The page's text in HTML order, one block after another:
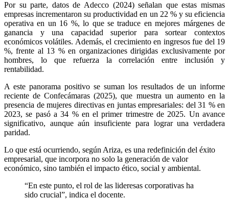
Por su parte, datos de Adecco (2024) señalan que estas mismas
empresas incrementaron su productividad en un 22 % y su eficiencia
operativa en un 16 %, lo que se traduce en mejores márgenes de
ganancia y una capacidad superior para sortear contextos
económicos volátiles. Además, el crecimiento en ingresos fue del 19
%, frente al 13 % en organizaciones dirigidas exclusivamente por
hombres, lo que refuerza la correlación entre inclusión y
rentabilidad.
A este panorama positivo se suman los resultados de un informe
reciente de Confecámaras (2025), que muestra un aumento en la
presencia de mujeres directivas en juntas empresariales: del 31 % en
2023, se pasó a 34 % en el primer trimestre de 2025. Un avance
significativo, aunque aún insuficiente para lograr una verdadera
paridad.
Lo que está ocurriendo, según Ariza, es una redefinición del éxito
empresarial, que incorpora no solo la generación de valor
económico, sino también el impacto ético, social y ambiental.
“En este punto, el rol de las lideresas corporativas ha
sido crucial”, indica el docente.